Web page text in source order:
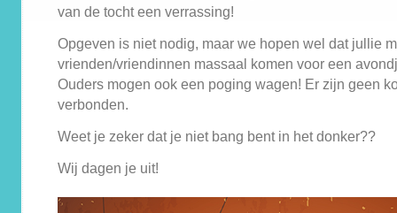
van de tocht een verrassing!
Opgeven is niet nodig, maar we hopen wel dat jullie
vrienden/vriendinnen massaal komen voor een
Ouders mogen ook een poging wagen! Er zijn geen
verbonden.
Weet je zeker dat je niet bang bent in het donker??
Wij dagen je uit!